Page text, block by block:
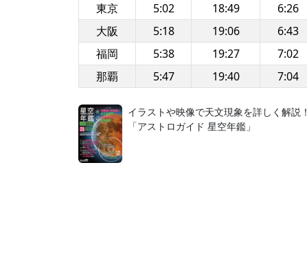
東京
5:02 18:49 6:26
大阪
5:18 19:06 6:43
福岡
5:38 19:27 7:02
那覇
5:47 19:40 7:04
イラストや映像で天文現象を詳しく解説！
「アストロガイド 星空年鑑」